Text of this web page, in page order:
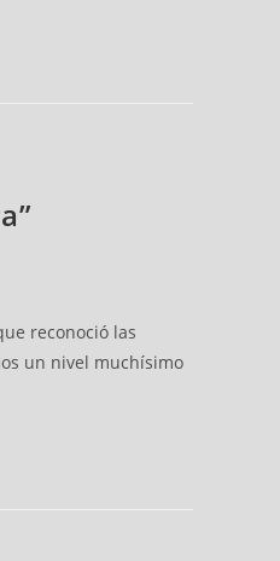
reconoció las
un nivel muchísimo